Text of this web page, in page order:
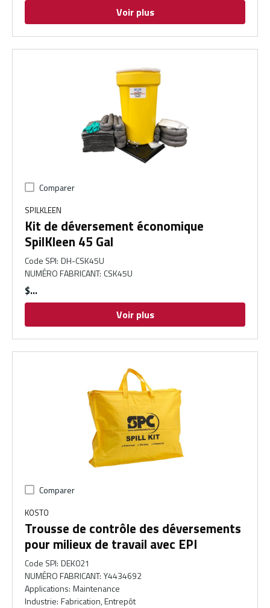
Voir plus
Comparer
SPILKLEEN
Kit de déversement économique
SpilKleen 45 Gal
Code SPI: DH-CSK45U
NUMÉRO FABRICANT: CSK45U
$
Voir plus
Comparer
KOSTO
Trousse de contrôle des déversements
pour milieux de travail avec EPI
Code SPI: DEK021
NUMÉRO FABRICANT: Y4434692
Applications: Maintenance
Industrie: Fabrication, Entrepôt